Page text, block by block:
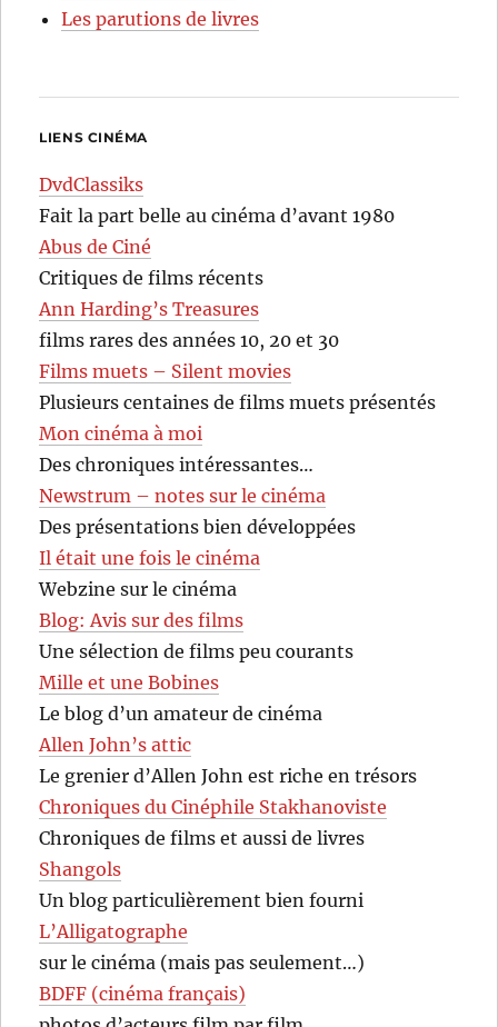
Les parutions de livres
LIENS CINÉMA
DvdClassiks
Fait la part belle au cinéma d’avant 1980
Abus de Ciné
Critiques de films récents
Ann Harding’s Treasures
films rares des années 10, 20 et 30
Films muets – Silent movies
Plusieurs centaines de films muets présentés
Mon cinéma à moi
Des chroniques intéressantes…
Newstrum – notes sur le cinéma
Des présentations bien développées
Il était une fois le cinéma
Webzine sur le cinéma
Blog: Avis sur des films
Une sélection de films peu courants
Mille et une Bobines
Le blog d’un amateur de cinéma
Allen John’s attic
Le grenier d’Allen John est riche en trésors
Chroniques du Cinéphile Stakhanoviste
Chroniques de films et aussi de livres
Shangols
Un blog particulièrement bien fourni
L’Alligatographe
sur le cinéma (mais pas seulement…)
BDFF (cinéma français)